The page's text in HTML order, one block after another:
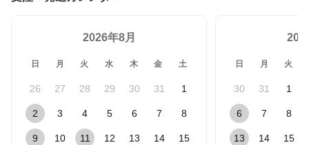
2026年8月
日 月 火 水 木 金 土
26 27 28 29 30 31 1
2 3 4 5 6 7 8
9 10 11 12 13 14 15
日 月 火
30 31 1
6 7 8
13 14 15